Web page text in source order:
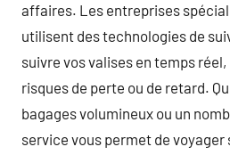
affaires. Les entreprises
utilisent des technologies de
suivre vos valises en temps
risques de perte ou de retard.
bagages volumineux ou un
service vous permet de